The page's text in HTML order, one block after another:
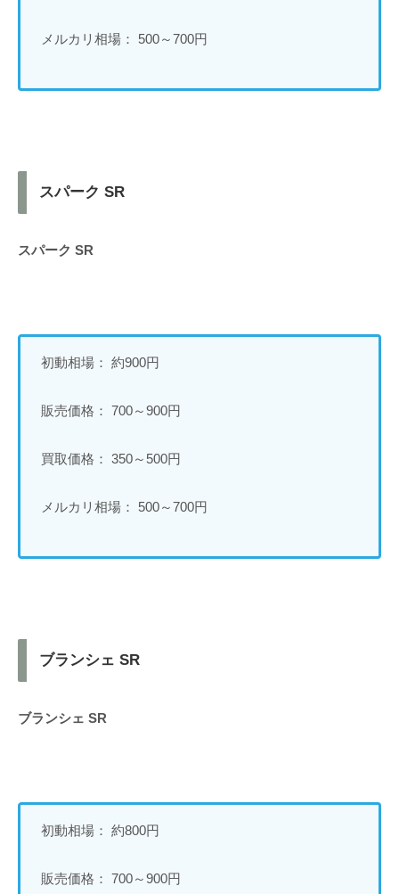
メルカリ相場： 500～700円
スパーク SR
スパーク SR
初動相場： 約900円
販売価格： 700～900円
買取価格： 350～500円
メルカリ相場： 500～700円
ブランシェ SR
ブランシェ SR
初動相場： 約800円
販売価格： 700～900円